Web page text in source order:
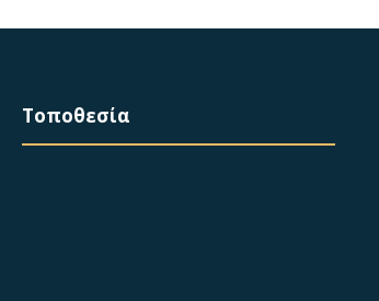
Τοποθεσία